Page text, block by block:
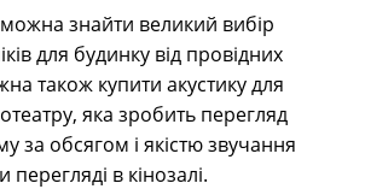
можна знайти великий вибір
для будинку від провідних
також купити акустику для
яка зробить перегляд
за обсягом і якістю звучання
в кінозалі.